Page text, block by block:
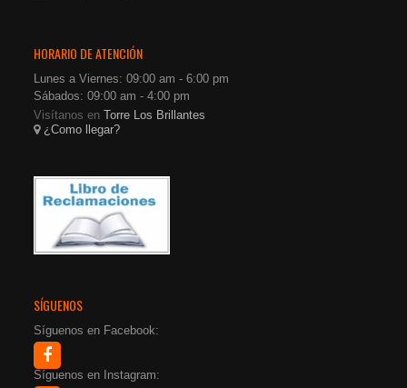
HORARIO DE ATENCIÓN
Lunes a Viernes: 09:00 am - 6:00 pm
Sábados: 09:00 am - 4:00 pm
Visítanos enTorre Los Brillantes
¿Como llegar?
SÍGUENOS
Síguenos en Facebook:
Síguenos en Instagram: